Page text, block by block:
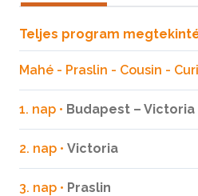
Teljes program
Mahé - Praslin - Cousin -
1. nap • Budapest – Victoria
2. nap • Victoria
3. nap • Praslin